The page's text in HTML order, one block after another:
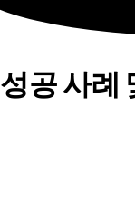
성공 사례